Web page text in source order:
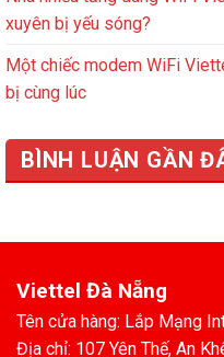
xuyên bị yếu sóng?
Một chiếc modem WiFi
bị cùng lúc
BÌNH LUẬN GẦN
Viettel Đà Nẵng
Tên cửa hàng: Lắp Mạng
Địa chỉ: 107 Yên Thế, An